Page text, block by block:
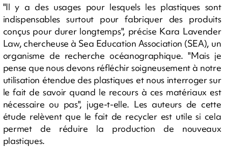
"Il y a des usages pour lesquels les plastiques sont
indispensables surtout pour fabriquer des produits
conçus pour durer longtemps", précise Kara Lavender
Law, chercheuse à Sea Education Association (SEA), un
organisme de recherche océanographique. "Mais je
pense que nous devons réfléchir soigneusement à notre
utilisation étendue des plastiques et nous interroger sur
le fait de savoir quand le recours à ces matériaux est
nécessaire ou pas", juge-t-elle. Les auteurs de cette
étude relèvent que le fait de recycler est utile si cela
permet de réduire la production de nouveaux
plastiques.